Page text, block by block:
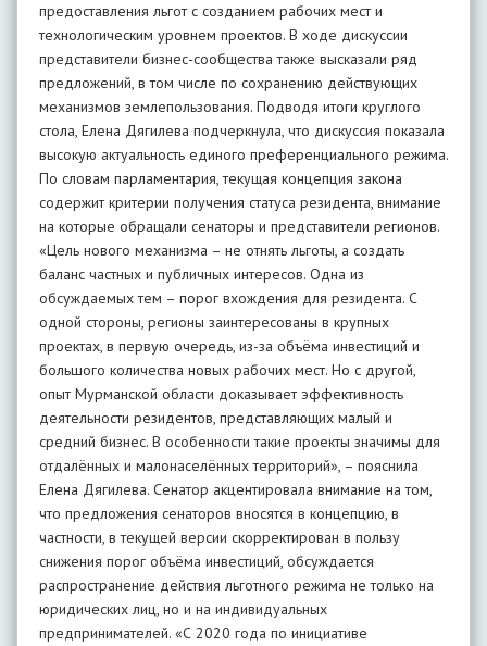
предоставления льгот с созданием рабочих мест и
технологическим уровнем проектов. В ходе дискуссии
представители бизнес-сообщества также высказали ряд
предложений, в том числе по сохранению действующих
механизмов землепользования. Подводя итоги круглого
стола, Елена Дягилева подчеркнула, что дискуссия показала
высокую актуальность единого преференциального режима.
По словам парламентария, текущая концепция закона
содержит критерии получения статуса резидента, внимание
на которые обращали сенаторы и представители регионов.
«Цель нового механизма – не отнять льготы, а создать
баланс частных и публичных интересов. Одна из
обсуждаемых тем – порог вхождения для резидента. С
одной стороны, регионы заинтересованы в крупных
проектах, в первую очередь, из-за объёма инвестиций и
большого количества новых рабочих мест. Но с другой,
опыт Мурманской области доказывает эффективность
деятельности резидентов, представляющих малый и
средний бизнес. В особенности такие проекты значимы для
отдалённых и малонаселённых территорий», – пояснила
Елена Дягилева. Сенатор акцентировала внимание на том,
что предложения сенаторов вносятся в концепцию, в
частности, в текущей версии скорректирован в пользу
снижения порог объёма инвестиций, обсуждается
распространение действия льготного режима не только на
юридических лиц, но и на индивидуальных
предпринимателей. «С 2020 года по инициативе